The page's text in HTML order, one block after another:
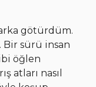
götürdüm.
Bir sürü insan
öğlen
atları nasıl